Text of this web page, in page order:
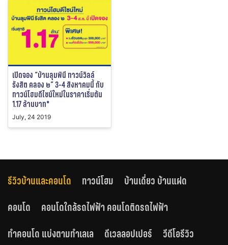
เปิดจอง “บ้านลุมพินี ทาวน์วิลล์
รังสิต คลอง ๒” 3-4 สิงหาคมนี้ กับ
ทาวน์โฮมดีไซน์ใหม่ในราคาเริ่มต้น
1.17 ล้านบาท*
July, 24 2019
รีวิวบ้านและคอนโด ทาวน์โฮม
บ้านเดี่ยว บ้านแฝด
คอนโด
คอนโดใกล้รถไฟฟ้า คอนโดติดรถไฟฟ้า
ทำคอนโด แบ่งตามทำเลเล
ดีเวลลอปเปอร์ วีดีโอรีวิว